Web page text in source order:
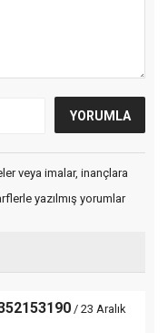
veya imalar, inançlara
yazılmış yorumlar
/ 23 Aralık